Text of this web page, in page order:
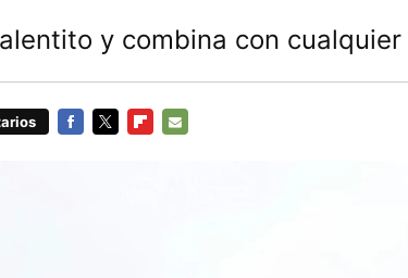
y combina con